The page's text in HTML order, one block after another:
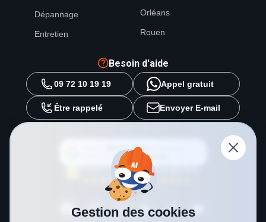
Dépannage
Entretien
Orléans
Rouen
Besoin d'aide
09 72 10 19 19 Appel gratuit
Être rappelé Envoyer E-mail
METAL 2000
source préférée surGoogle
Gestion des cookies